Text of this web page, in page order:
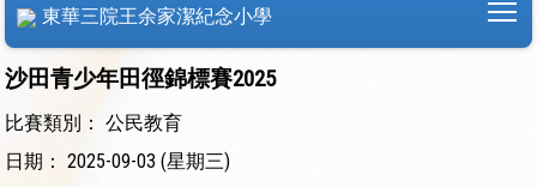
東華三院王余家潔紀念小學
沙田青少年田徑錦標賽2025
比賽類別： 公民教育
日期： 2025-09-03 (星期三)